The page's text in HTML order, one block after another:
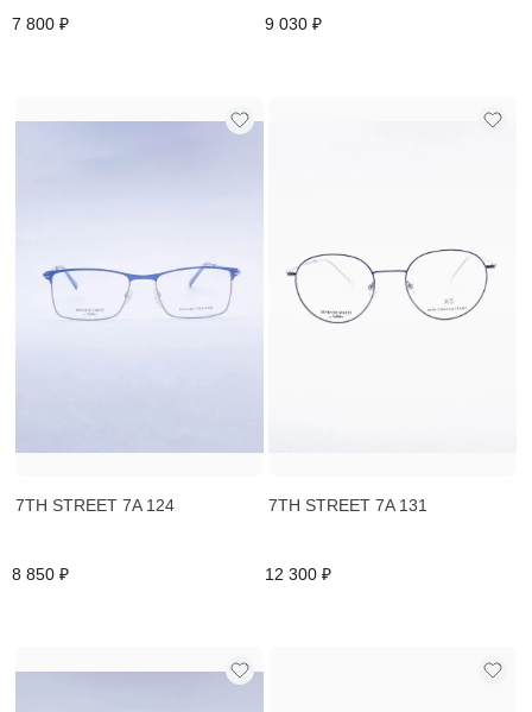
7 800 ₽ 9 030 ₽
7TH STREET 7A 124
8 850 ₽
7TH STREET 7A 131
12 300 ₽